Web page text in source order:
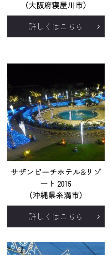
（大阪府寝屋川市）
詳しくはこちら
サザンビーチホテル&リゾ
ート 2016
（沖縄県糸満市）
詳しくはこちら